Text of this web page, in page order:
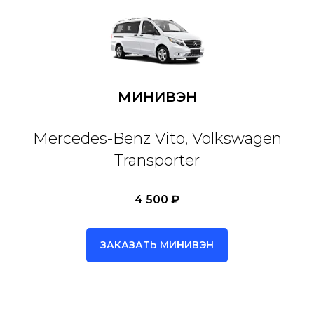
МИНИВЭН
Mercedes-Benz Vito, Volkswagen
Transporter
4 500 ₽
ЗАКАЗАТЬ МИНИВЭН